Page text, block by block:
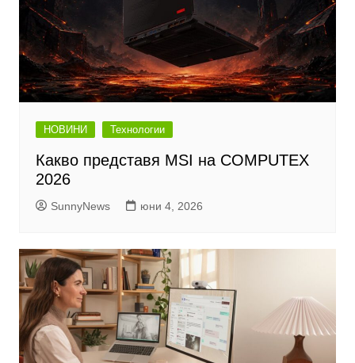
НОВИНИ Технологии
Какво представя MSI на COMPUTEX
2026
SunnyNews юни 4, 2026